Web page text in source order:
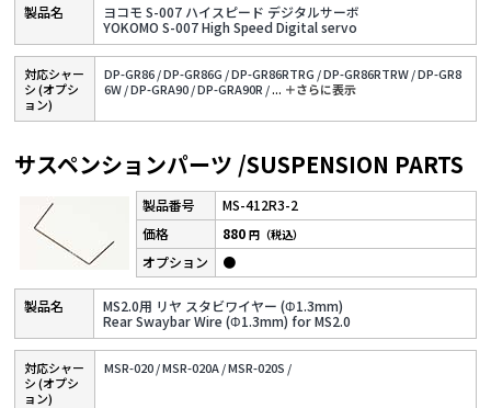
ヨコモ S-007 ハイスピード デジタルサーボ
YOKOMO S-007 High Speed Digital servo
対応シャー
シ (オプシ
ョン)
DP-GR86 /DP-GR86G /DP-GR86RTRG /DP-GR86RTRW /DP-GR8
6W /DP-GRA90 /DP-GRA90R /... ＋さらに表⽰
サスペンションパーツ /SUSPENSION PARTS
MS-412R3-2
MS2.0用 リヤ スタビワイヤー (Φ1.3mm)
Rear Swaybar Wire (Φ1.3mm) for MS2.0
880円（税込）
●
対応シャー
シ (オプシ
ョン)
MSR-020 /MSR-020A /MSR-020S /